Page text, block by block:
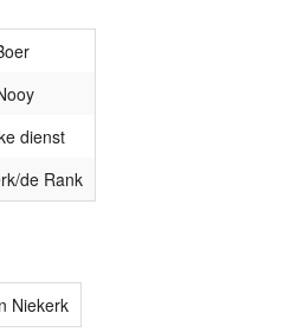
dienst
de Rank
Niekerk